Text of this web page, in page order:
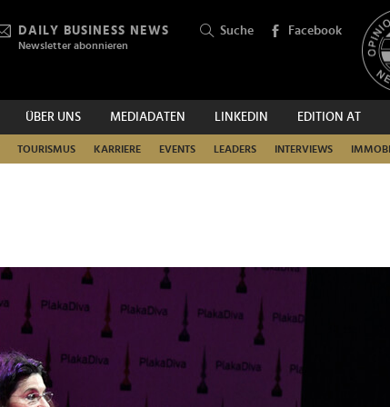
DAILY BUSINESS NEWS
Newsletter abonnieren
Suche Facebook
ÜBER UNS MEDIADATEN LINKEDIN EDITION AT
TOURISMUS KARRIERE EVENTS LEADERS INTERVIEWS
SUCHEN